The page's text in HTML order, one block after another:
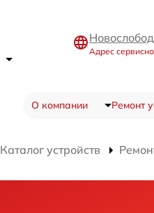
Адрес
О компании Ремонт
Каталог устройств